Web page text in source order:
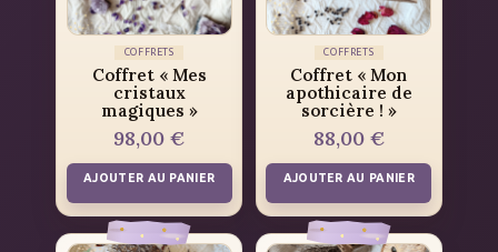
COFFRETS
Coffret « Mes
cristaux
magiques »
98,00€
AJOUTER AU PANIER
COFFRETS
Coffret « Mon
apothicaire de
sorcière ! »
88,00 €
AJOUTER AU PANIER